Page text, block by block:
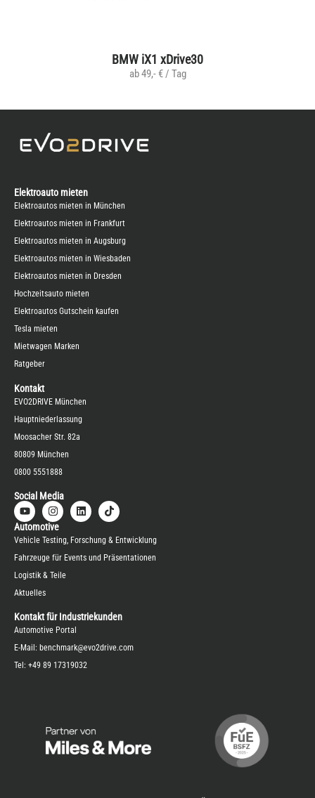
BMW iX1 xDrive30
ab 49,- € / Tag
Elektroauto mieten
Elektroautos mieten in München
Elektroautos mieten in Frankfurt
Elektroautos mieten in Augsburg
Elektroautos mieten in Wiesbaden
Elektroautos mieten in Dresden
Hochzeitsauto mieten
Elektroautos Gutschein kaufen
Tesla mieten
Mietwagen Marken
Ratgeber
Kontakt
EVO2DRIVE München
Hauptniederlassung
Moosacher Str. 82a
80809 München
0800 5551888
Social Media
Automotive
Vehicle Testing, Forschung & Entwicklung
Fahrzeuge für Events und Präsentationen
Logistik & Teile
Aktuelles
Kontakt für Industriekunden
Automotive Portal
E-Mail: benchmark@evo2drive.com
Tel: +49 89 17319032